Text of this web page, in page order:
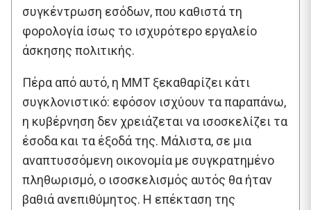
συγκέντρωση εσόδων, που καθιστά τη
φορολογία ίσως το ισχυρότερο εργαλείο
άσκησης πολιτικής.
Πέρα από αυτό, η MMT ξεκαθαρίζει κάτι
συγκλονιστικό: εφόσον ισχύουν τα παραπάνω,
η κυβέρνηση δεν χρειάζεται να ισοσκελίζει τα
έσοδα και τα έξοδά της. Μάλιστα, σε μια
αναπτυσσόμενη οικονομία με συγκρατημένο
πληθωρισμό, ο ισοσκελισμός αυτός θα ήταν
βαθιά ανεπιθύμητος. Η επέκταση της